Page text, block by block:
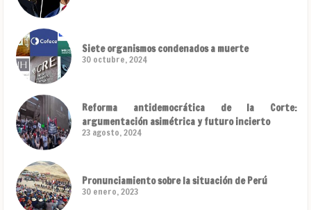
Siete organismos condenados a muerte
30 octubre, 2024
Reforma antidemocrática de la Corte:
argumentación asimétrica y futuro incierto
23 agosto, 2024
Pronunciamiento sobre la situación de Perú
30 enero, 2023